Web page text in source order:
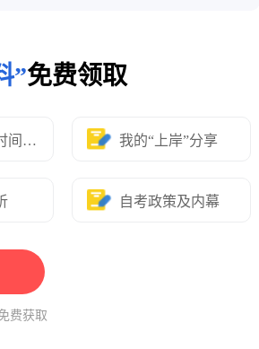
”免费领取
一年备考《时间表》 我的“上岸”分享
自考政策及内幕
费获取